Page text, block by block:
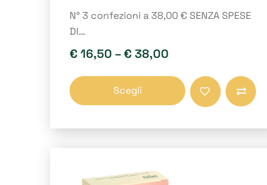
N° 3 confezioni a 38,00 € SENZA SPESE
DI…
€ 16,50 – € 38,00
Scegli
Questo
prodotto
più